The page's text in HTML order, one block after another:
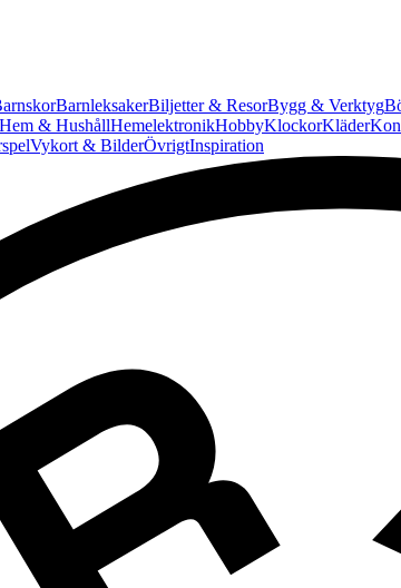
BarnleksakerBiljetter & ResorBygg & Verktyg
Hem & HushållHemelektronikHobbyKlockorKläder
Vykort & BilderÖvrigtInspiration